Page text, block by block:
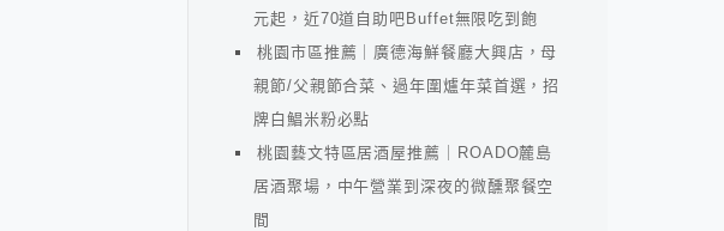
元起，近70道自助吧Buffet無限吃到飽
桃園市區推薦｜廣德海鮮餐廳大興店，母
親節/父親節合菜、過年圍爐年菜首選，招
牌白鯧米粉必點
桃園藝文特區居酒屋推薦｜ROADO麓島
居酒聚場，中午營業到深夜的微醺聚餐空
間